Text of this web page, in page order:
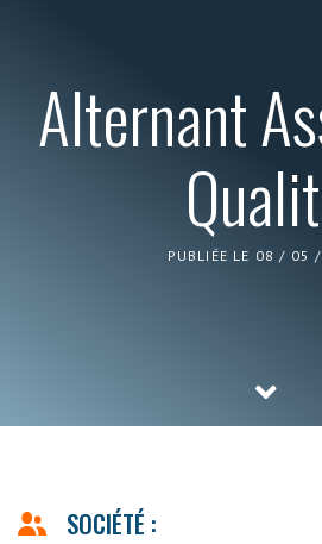
Alternant
PUBLIÉE LE 08 / 05
SOCIÉTÉ :